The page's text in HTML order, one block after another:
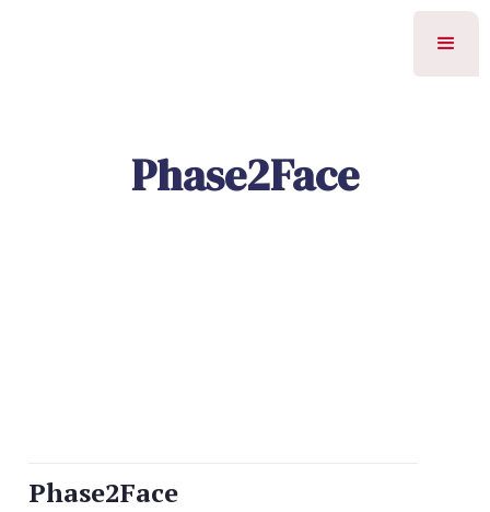
Phase2Face
Phase2Face